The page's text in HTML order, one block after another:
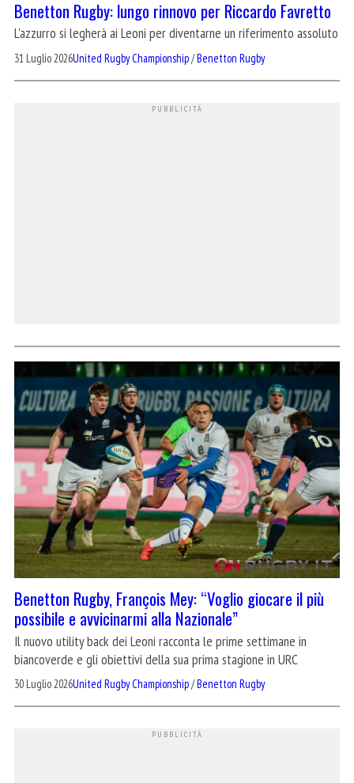
Benetton Rugby: lungo rinnovo per Riccardo Favretto
L'azzurro si legherà ai Leoni per diventarne un riferimento assoluto
31 Luglio 2026United Rugby Championship/Benetton Rugby
Benetton Rugby, François Mey: “Voglio giocare il più
possibile e avvicinarmi alla Nazionale”
Il nuovo utility back dei Leoni racconta le prime settimane in
biancoverde e gli obiettivi della sua prima stagione in URC
30 Luglio 2026United Rugby Championship/Benetton Rugby